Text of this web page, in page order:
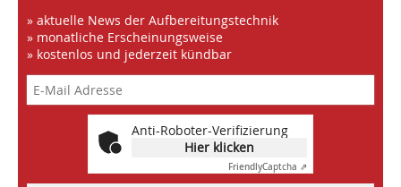
» aktuelle News der Aufbereitungstechnik
» monatliche Erscheinungsweise
» kostenlos und jederzeit kündbar
Anti-Roboter-Verifizierung
Hier klicken
FriendlyCaptcha ⇗